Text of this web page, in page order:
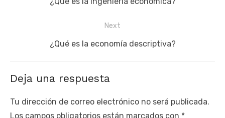
Next
Next
¿Qué es la economía descriptiva?
Deja una respuesta
Tu dirección de correo electrónico no será publicada.
Los campos obligatorios están marcados con *